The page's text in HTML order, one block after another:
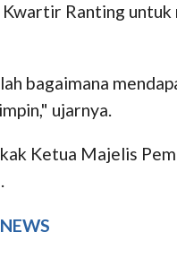
Ranting
bagaimana
ujarnya.
Ketua Majelis